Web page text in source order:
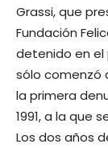
Grassi, que
Fundación
detenido en el
sólo comenzó
la primera
1991, a la que
Los dos años